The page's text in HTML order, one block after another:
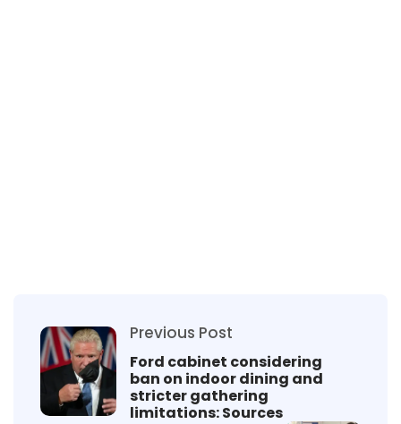
Previous Post
Ford cabinet considering
ban on indoor dining and
stricter gathering
limitations: Sources